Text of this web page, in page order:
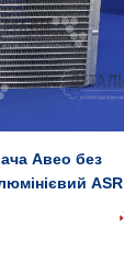
Авео без
ASR